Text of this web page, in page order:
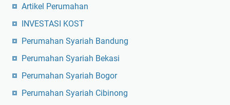
Artikel Perumahan
INVESTASI KOST
Perumahan Syariah Bandung
Perumahan Syariah Bekasi
Perumahan Syariah Bogor
Perumahan Syariah Cibinong